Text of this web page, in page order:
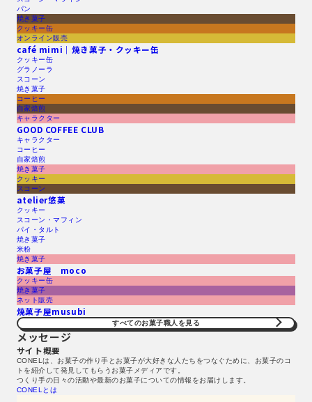
パン
焼き菓子
クッキー缶
オンライン販売
café mimi｜焼き菓子・クッキー缶
クッキー缶
グラノーラ
スコーン
焼き菓子
コーヒー
自家焙煎
キャラクター
GOOD COFFEE CLUB
キャラクター
コーヒー
自家焙煎
焼き菓子
クッキー
スコーン
atelier悠菓
クッキー
スコーン・マフィン
パイ・タルト
焼き菓子
米粉
焼き菓子
お菓子屋 moco
クッキー缶
焼き菓子
ネット販売
焼菓子屋musubi
すべてのお菓子職人を見る​
メッセージ
サイト概要
CONELは、お菓子の作り手とお菓子が大好きな人たちをつなぐために、お菓子のコ
トを紹介して発見してもらうお菓子メディアです。
つくり手の日々の活動や最新のお菓子についての情報をお届けします。
CONELとは